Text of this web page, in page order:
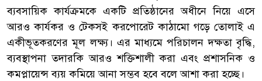
ব্যবসায়িক কার্যক্রমকে একটি প্রতিষ্ঠানের অধীনে নিয়ে এসে
আরও কার্যকর ও টেকসই করপোরেট কাঠামো গড়ে তোলাই এ
একীভূতকরণের মূল লক্ষ্য। এর মাধ্যমে পরিচালন দক্ষতা বৃদ্ধি,
ব্যবস্থাপনা তদারকি আরও শক্তিশালী করা এবং প্রশাসনিক ও
কমপ্লায়েন্স ব্যয় কমিয়ে আনা সম্ভব হবে বলে আশা করা হচ্ছে।